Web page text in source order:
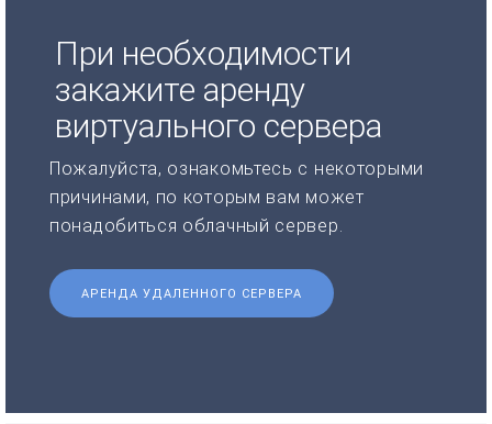
При необходимости
закажите аренду
виртуального сервера
Пожалуйста, ознакомьтесь с некоторыми
причинами, по которым вам может
понадобиться облачный сервер.
АРЕНДА УДАЛЕННОГО СЕРВЕРА